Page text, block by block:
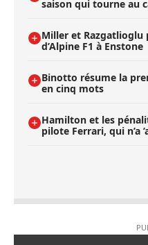
saison qui tourne au
Miller et Razgatlioglu
d’Alpine F1 à Enstone
Binotto résume la
en cinq mots
Hamilton et les
pilote Ferrari, qui n’a